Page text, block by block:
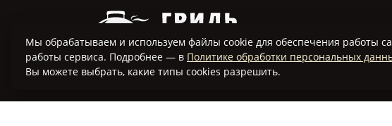
Наш клуб создан для того, чтобы
Мы обрабатываем и используем файлы cookie для обеспечения работы
работы сервиса. Подробнее — в Политике обработки персональных
Вы можете выбрать, какие типы cookies разрешить.